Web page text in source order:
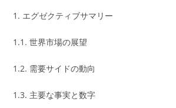
1. エグゼクティブサマリー
1.1. 世界市場の展望
1.2. 需要サイドの動向
1.3. 主要な事実と数字